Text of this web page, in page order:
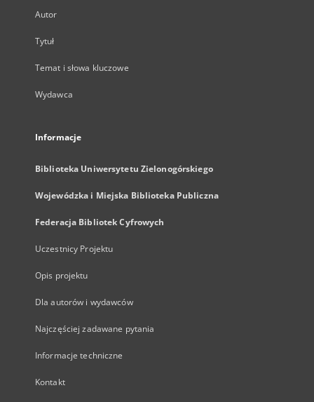
Autor
Tytuł
Temat i słowa kluczowe
Wydawca
Informacje
Biblioteka Uniwersytetu Zielonogórskiego
Wojewódzka i Miejska Biblioteka Publiczna
Federacja Bibliotek Cyfrowych
Uczestnicy Projektu
Opis projektu
Dla autorów i wydawców
Najczęściej zadawane pytania
Informacje techniczne
Kontakt